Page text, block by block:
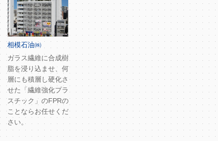
相模石油㈱
ガラス繊維に合成樹
脂を浸り込ませ、何
層にも積層し硬化さ
せた「繊維強化プラ
スチック」のFPRの
ことならお任せくだ
さい。